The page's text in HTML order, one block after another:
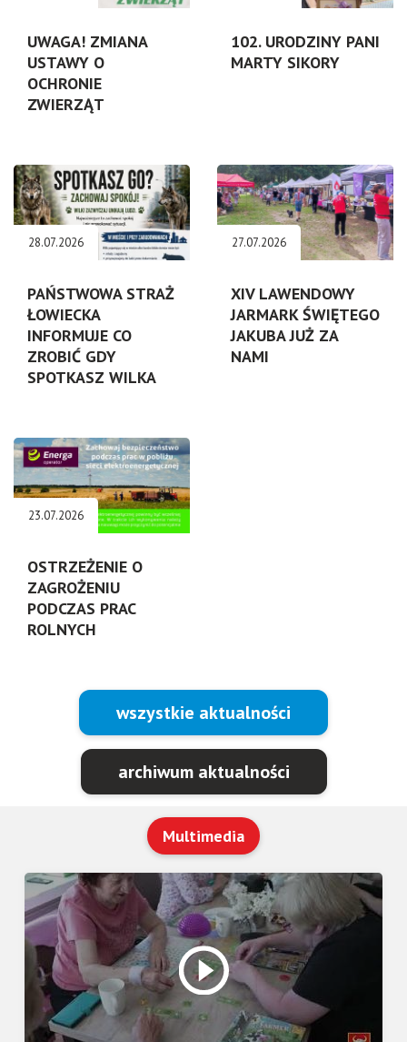
UWAGA! ZMIANA
USTAWY O
OCHRONIE
ZWIERZĄT
102. URODZINY PANI
MARTY SIKORY
28.07.2026
PAŃSTWOWA STRAŻ
ŁOWIECKA
INFORMUJE CO
ZROBIĆ GDY
SPOTKASZ WILKA
27.07.2026
XIV LAWENDOWY
JARMARK ŚWIĘTEGO
JAKUBA JUŻ ZA
NAMI
23.07.2026
OSTRZEŻENIE O
ZAGROŻENIU
PODCZAS PRAC
ROLNYCH
wszystkie aktualności
archiwum aktualności
Multimedia